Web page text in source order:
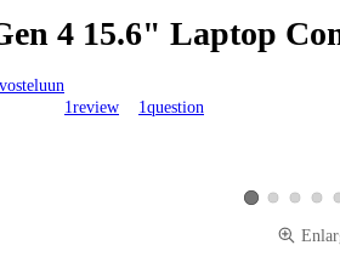
4 15.6" Laptop
1review 1question
videos
View product
View product
View View